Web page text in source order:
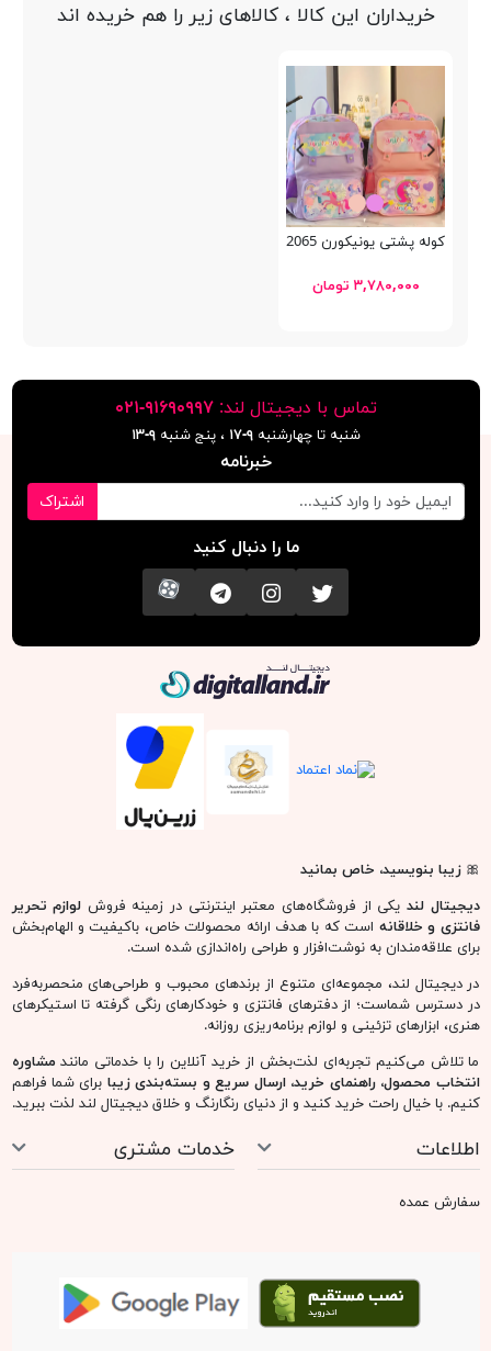
خریداران این کالا ، کالاهای زیر را هم خریده اند
کوله پشتی یونیکورن VEST U2065
۳,۷۸۰,۰۰۰ تومان
تماس با دیجیتال لند:٩١۶٩٠٩٩٧-٠٢١
شنبه تا چهارشنبه۹-۱۷ ، پنج شنبه۹-١٣
خبرنامه
اشتراک
ما را دنبال کنید
تویتر اینستاگرامکانال تلگرام
آپارات
🎀زیبا بنویسید، خاص بمانید
دیجیتال لند یکی از فروشگاه‌های معتبر اینترنتی در زمینه فروش لوازم تحریر
فانتزی و خلاقانه است که با هدف ارائه محصولات خاص، باکیفیت و الهام‌بخش
برای علاقه‌مندان به نوشت‌افزار و طراحی راه‌اندازی شده است.
در دیجیتال لند، مجموعه‌ای متنوع از برندهای محبوب و طراحی‌های منحصربه‌فرد
در دسترس شماست؛ از دفترهای فانتزی و خودکارهای رنگی گرفته تا استیکرهای
هنری، ابزارهای تزئینی و لوازم برنامه‌ریزی روزانه.
ما تلاش می‌کنیم تجربه‌ای لذت‌بخش از خرید آنلاین را با خدماتی مانندمشاوره
انتخاب محصول، راهنمای خرید، ارسال سریع و بسته‌بندی زیبا برای شما فراهم
کنیم. با خیال راحت خرید کنید و از دنیای رنگارنگ و خلاق دیجیتال لند لذت ببرید.
اطلاعات خدمات مشتری
سفارش عمده